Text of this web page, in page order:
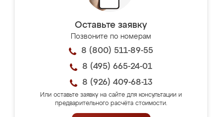
Оставьте заявку
Позвоните по номерам
8 (800) 511-89-55
8 (495) 665-24-01
8 (926) 409-68-13
Или оставьте заявку на сайте для консультации и
предварительного расчёта стоимости.